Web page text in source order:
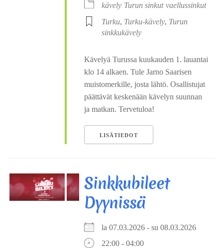
kävely Turun sinkut vaellussinkut
Turku, Turku-kävely, Turun
sinkkukävely
Kävelyä Turussa kuukauden 1. lauantai
klo 14 alkaen. Tule Jarno Saarisen
muistomerkille, josta lähtö. Osallistujat
päättävät keskenään kävelyn suunnan
ja matkan. Tervetuloa!
LISÄTIEDOT
Sinkkubileet
Dyynissä
la 07.03.2026 - su 08.03.2026
22:00 - 04:00